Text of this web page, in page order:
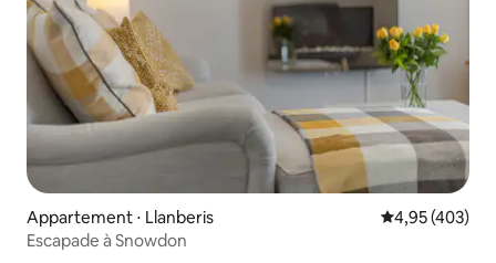
Appartement ⋅ Llanberis Évaluation
4,95 (403)
Escapade à Snowdon